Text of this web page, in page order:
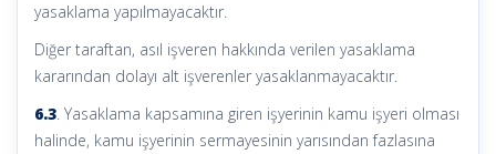
yasaklama yapılmayacaktır.
Diğer taraftan, asıl işveren hakkında verilen yasaklama
kararından dolayı alt işverenler yasaklanmayacaktır.
6.3. Yasaklama kapsamına giren işyerinin kamu işyeri olması
halinde, kamu işyerinin sermayesinin yarısından fazlasına